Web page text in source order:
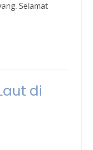
Selamat
di